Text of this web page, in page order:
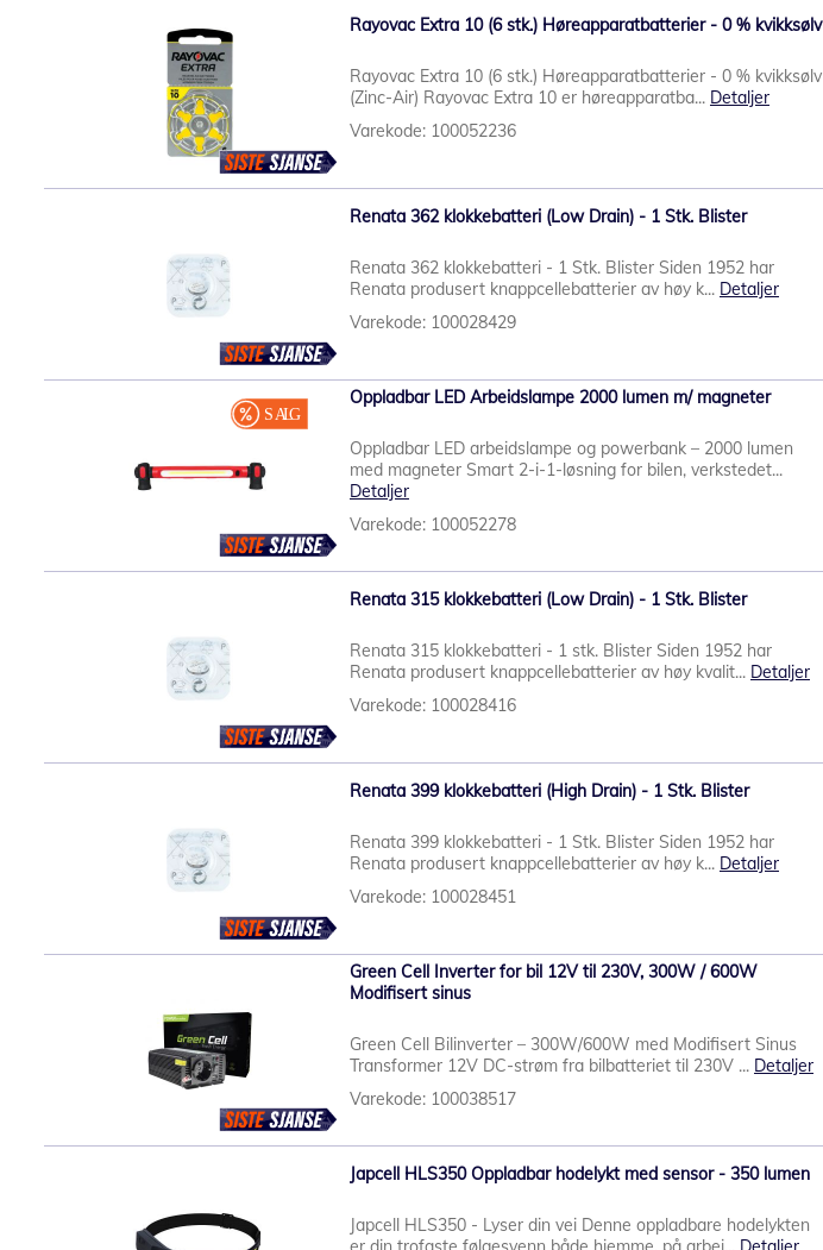
Rayovac Extra 10 (6 stk.) Høreapparatbatterier - 0 % kvikksølv
Rayovac Extra 10 (6 stk.) Høreapparatbatterier - 0 % kvikksølv
(Zinc-Air) Rayovac Extra 10 er høreapparatba... Detaljer
Varekode: 100052236
Renata 362 klokkebatteri (Low Drain) - 1 Stk. Blister
Renata 362 klokkebatteri - 1 Stk. Blister Siden 1952 har
Renata produsert knappcellebatterier av høy k... Detaljer
Varekode: 100028429
Oppladbar LED Arbeidslampe 2000 lumen m/ magneter
Oppladbar LED arbeidslampe og powerbank – 2000 lumen
med magneter Smart 2-i-1-løsning for bilen, verkstedet...
Detaljer
Varekode: 100052278
Renata 315 klokkebatteri (Low Drain) - 1 Stk. Blister
Renata 315 klokkebatteri - 1 stk. Blister Siden 1952 har
Renata produsert knappcellebatterier av høy kvalit... Detaljer
Varekode: 100028416
Renata 399 klokkebatteri (High Drain) - 1 Stk. Blister
Renata 399 klokkebatteri - 1 Stk. Blister Siden 1952 har
Renata produsert knappcellebatterier av høy k... Detaljer
Varekode: 100028451
Green Cell Inverter for bil 12V til 230V, 300W / 600W
Modifisert sinus
Green Cell Bilinverter – 300W/600W med Modifisert Sinus
Transformer 12V DC-strøm fra bilbatteriet til 230V ... Detaljer
Varekode: 100038517
Japcell HLS350 Oppladbar hodelykt med sensor - 350 lumen
Japcell HLS350 - Lyser din vei Denne oppladbare hodelykten